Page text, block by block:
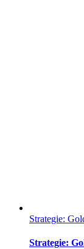
Strategie:
Strategie: